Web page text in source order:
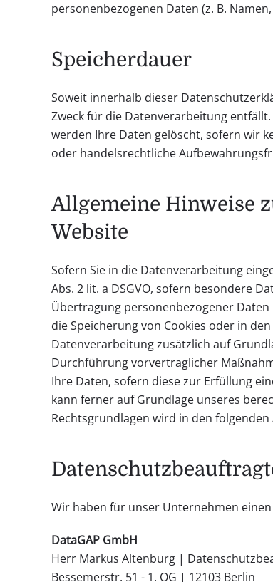
personenbezogenen Daten (z. B.
Speicherdauer
Soweit innerhalb dieser
Zweck für die Datenverarbeitung
werden Ihre Daten gelöscht, sofern wir
oder handelsrechtliche
Allgemeine Hinweise
Website
Sofern Sie in die Datenverarbeitung
Abs. 2 lit. a DSGVO, sofern besondere
Übertragung personenbezogener
die Speicherung von Cookies oder in
Datenverarbeitung zusätzlich auf
Durchführung vorvertraglicher
Ihre Daten, sofern diese zur Erfüllung
kann ferner auf Grundlage unseres
Rechtsgrundlagen wird in den
Wir haben für unser Unternehmen
DataGAP GmbH
Herr Markus Altenburg |
Bessemerstr. 51 - 1. OG | 12103 Berlin